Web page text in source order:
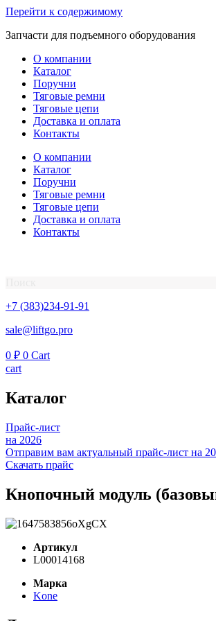
Перейти к содержимому
Запчасти для подъемного оборудования
О компании
Каталог
Поручни
Тяговые ремни
Тяговые цепи
Доставка и оплата
Контакты
О компании
Каталог
Поручни
Тяговые ремни
Тяговые цепи
Доставка и оплата
Контакты
+7 (383)234-91-91
sale@liftgo.pro
0 ₽ 0 Cart
cart
Каталог
Прайс-лист
на 2026
Отправим вам актуальный прайс-лист на
Скачать прайс
Кнопочный модуль
Артикул
L00014168
Марка
Kone